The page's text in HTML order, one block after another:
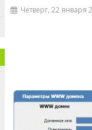
Четверг, 22 января